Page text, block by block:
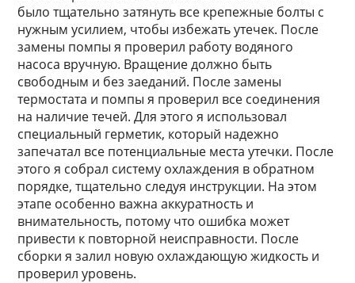
было тщательно затянуть все крепежные болты с
нужным усилием, чтобы избежать утечек. После
замены помпы я проверил работу водяного
насоса вручную. Вращение должно быть
свободным и без заеданий. После замены
термостата и помпы я проверил все соединения
на наличие течей. Для этого я использовал
специальный герметик, который надежно
запечатал все потенциальные места утечки. После
этого я собрал систему охлаждения в обратном
порядке, тщательно следуя инструкции. На этом
этапе особенно важна аккуратность и
внимательность, потому что ошибка может
привести к повторной неисправности. После
сборки я залил новую охлаждающую жидкость и
проверил уровень.